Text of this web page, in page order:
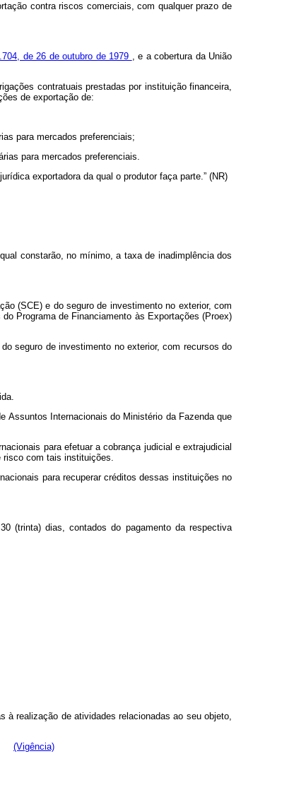
contra riscos comerciais, com qualquer prazo de
de 26 de outubro de 1979 , e a cobertura da União
contratuais prestadas por instituição financeira,
de exportação de:
para mercados preferenciais;
para mercados preferenciais.
exportadora da qual o produtor faça parte.” (NR)
constarão, no mínimo, a taxa de inadimplência dos
(SCE) e do seguro de investimento no exterior, com
Programa de Financiamento às Exportações (Proex)
seguro de investimento no exterior, com recursos do
Assuntos Internacionais do Ministério da Fazenda que
para efetuar a cobrança judicial e extrajudicial
risco com tais instituições.
para recuperar créditos dessas instituições no
(trinta) dias, contados do pagamento da respectiva
realização de atividades relacionadas ao seu objeto,
(Vigência)